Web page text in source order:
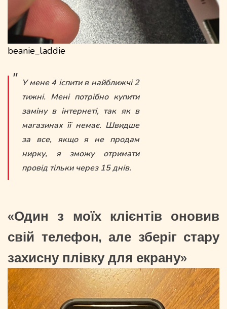
beanie_laddie
У мене 4 іспити в найближчі 2
тижні. Мені потрібно купити
заміну в інтернеті, так як в
магазинах її немає. Швидше
за все, якщо я не продам
нирку, я зможу отримати
провід тільки через 15 днів.
«Один з моїх клієнтів оновив
свій телефон, але зберіг стару
захисну плівку для екрану»